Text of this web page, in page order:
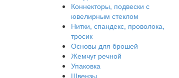
Коннекторы, подвески с
ювелирным стеклом
Нитки, спандекс, проволока,
тросик
Основы для брошей
Жемчуг речной
Упаковка
Швензы